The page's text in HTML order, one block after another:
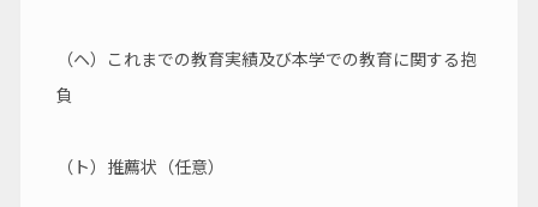
（ヘ）これまでの教育実績及び本学での教育に関する抱
負
（ト）推薦状（任意）